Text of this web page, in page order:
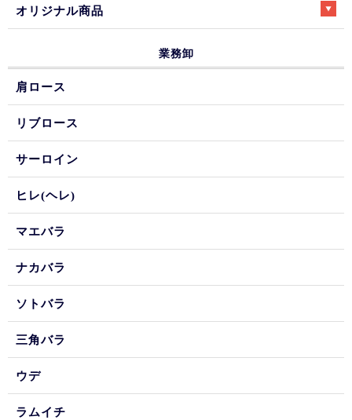
オリジナル商品
業務卸
肩ロース
リブロース
サーロイン
ヒレ(ヘレ)
マエバラ
ナカバラ
ソトバラ
三角バラ
ウデ
ラムイチ